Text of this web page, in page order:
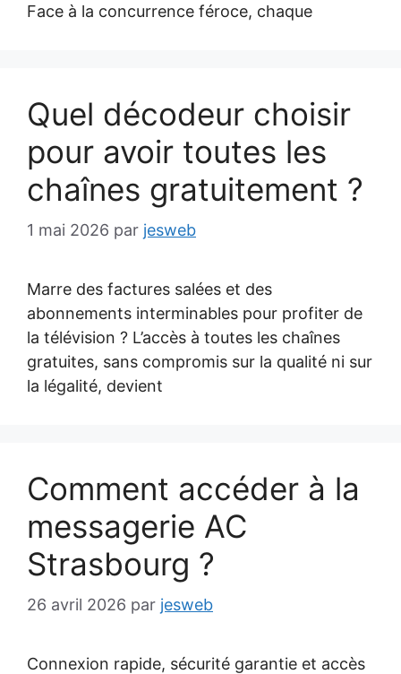
Face à la concurrence féroce, chaque
Quel décodeur choisir
pour avoir toutes les
chaînes gratuitement ?
1 mai 2026 par jesweb
Marre des factures salées et des
abonnements interminables pour profiter de
la télévision ? L’accès à toutes les chaînes
gratuites, sans compromis sur la qualité ni sur
la légalité, devient
Comment accéder à la
messagerie AC
Strasbourg ?
26 avril 2026 par jesweb
Connexion rapide, sécurité garantie et accès